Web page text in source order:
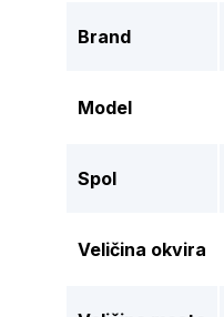
Brand
Model
Spol
Veličina okvira